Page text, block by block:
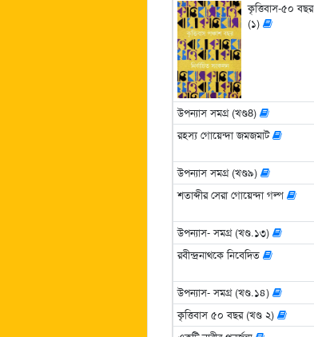
কৃত্তিবাস-৫০ বছর
(১)
উপন্যাস সমগ্র (খণ্ড8)
রহস্য গোয়েন্দা জমজমাট
উপন্যাস সমগ্র (খণ্ড৯)
শতাব্দীর সেরা গোয়েন্দা গল্প
উপন্যাস- সমগ্র (খণ্ড.১৩)
রবীন্দ্রনাথকে নিবেদিত
উপন্যাস- সমগ্র (খণ্ড.১৪)
কৃত্তিবাস ৫০ বছর (খণ্ড ২)